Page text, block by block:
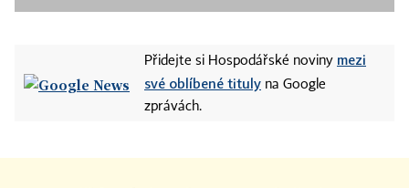
Přidejte si Hospodářské noviny mezi
své oblíbené tituly na Google
zprávách.